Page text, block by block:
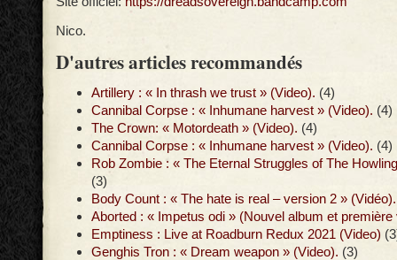
Nico.
D'autres articles recommandés
Artillery : « In thrash we trust » (Video). (4)
Cannibal Corpse : « Inhumane harvest » (Video). (4)
The Crown: « Motordeath » (Video). (4)
Cannibal Corpse : « Inhumane harvest » (Video). (4)
Rob Zombie : « The Eternal Struggles of The
(3)
Body Count : « The hate is real – version 2 » (Vidéo).
Aborted : « Impetus odi » (Nouvel album et première
Emptiness : Live at Roadburn Redux 2021 (Video)
Genghis Tron : « Dream weapon » (Video). (3)